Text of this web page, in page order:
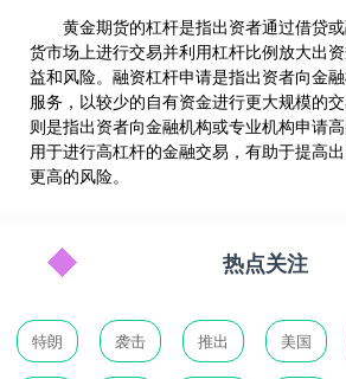
黄金期货的杠杆是指出资者通过借贷
货市场上进行交易并利用杠杆比例放大出
益和风险。融资杠杆申请是指出资者向金
服务，以较少的自有资金进行更大规模的
则是指出资者向金融机构或专业机构申请
用于进行高杠杆的金融交易，有助于提高
更高的风险。
热点关注
特朗 袭击 推出 美国